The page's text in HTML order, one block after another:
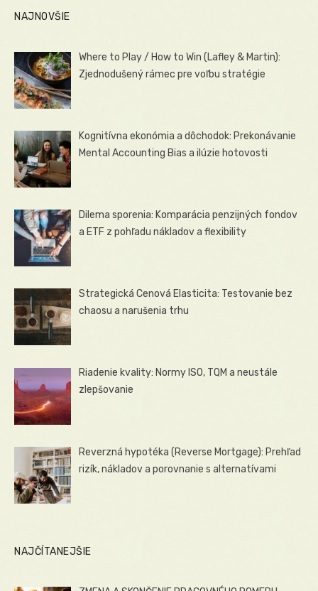
NAJNOVŠIE
Where to Play / How to Win (Lafley & Martin):
Zjednodušený rámec pre voľbu stratégie
Kognitívna ekonómia a dôchodok: Prekonávanie
Mental Accounting Bias a ilúzie hotovosti
Dilema sporenia: Komparácia penzijných fondov
a ETF z pohľadu nákladov a flexibility
Strategická Cenová Elasticita: Testovanie bez
chaosu a narušenia trhu
Riadenie kvality: Normy ISO, TQM a neustále
zlepšovanie
Reverzná hypotéka (Reverse Mortgage): Prehľad
rizík, nákladov a porovnanie s alternatívami
NAJČÍTANEJŠIE